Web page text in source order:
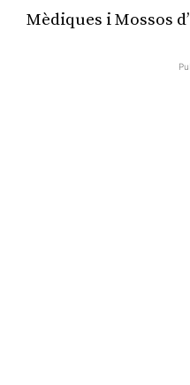
Mèdiques i Mossos